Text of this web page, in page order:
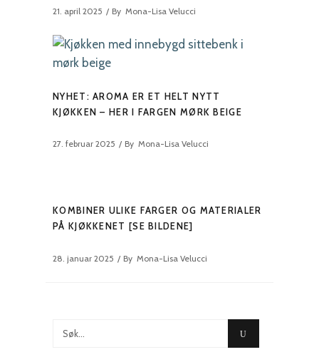
21. april 2025 By Mona-Lisa Velucci
NYHET: AROMA ER ET HELT NYTT
KJØKKEN – HER I FARGEN MØRK BEIGE
27. februar 2025 By Mona-Lisa Velucci
KOMBINER ULIKE FARGER OG MATERIALER
PÅ KJØKKENET [SE BILDENE]
28. januar 2025 By Mona-Lisa Velucci
Søk